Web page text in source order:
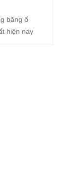
băng ổ
hiện nay